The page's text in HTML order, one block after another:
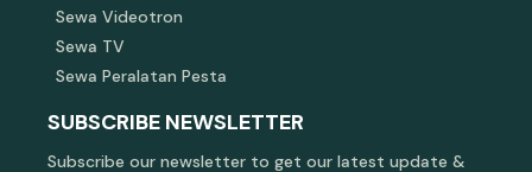
Sewa Videotron
Sewa TV
Sewa Peralatan Pesta
SUBSCRIBE NEWSLETTER
Subscribe our newsletter to get our latest update &